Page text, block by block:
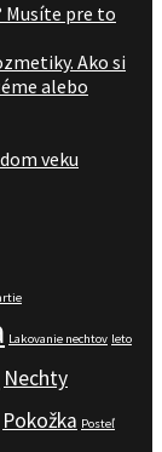
Musíte pre to
Ako si
alebo
veku
Lakovanie nechtov leto
Nechty
Pokožka Posteľ